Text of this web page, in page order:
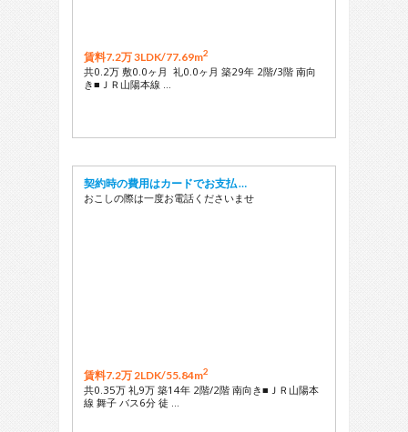
賃料7.2万 3LDK/77.69m2
共0.2万 敷0.0ヶ月 礼0.0ヶ月 築29年 2階/3階 南向
き■ＪＲ山陽本線 …
契約時の費用はカードでお支払 …
おこしの際は一度お電話くださいませ
賃料7.2万 2LDK/55.84m2
共0.35万 礼9万 築14年 2階/2階 南向き■ＪＲ山陽本
線 舞子 バス6分 徒 …